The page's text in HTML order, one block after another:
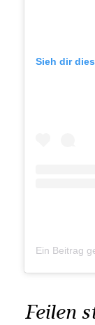
Sieh dir
Feilen